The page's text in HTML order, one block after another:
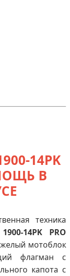
14PK
В
техника
14PK PRO
мотоблок
флагман с
капота с